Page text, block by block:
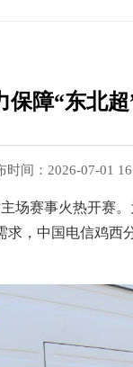
保障“东北
时间：2026-07-01
场赛事火热开赛
，中国电信鸡